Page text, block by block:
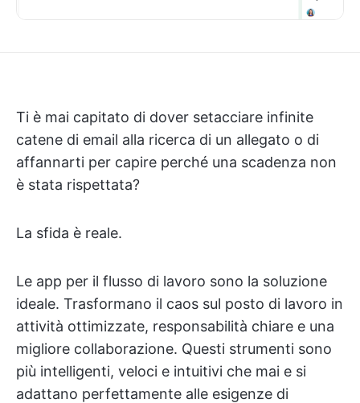
Ti è mai capitato di dover setacciare infinite
catene di email alla ricerca di un allegato o di
affannarti per capire perché una scadenza non
è stata rispettata?
La sfida è reale.
Le app per il flusso di lavoro sono la soluzione
ideale. Trasformano il caos sul posto di lavoro in
attività ottimizzate, responsabilità chiare e una
migliore collaborazione. Questi strumenti sono
più intelligenti, veloci e intuitivi che mai e si
adattano perfettamente alle esigenze di